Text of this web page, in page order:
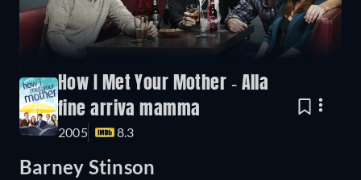
How I Met Your Mother - Alla
fine arriva mamma
2005 8.3
Barney Stinson